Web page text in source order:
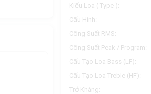
Kiểu Loa ( Type ):
Cấu Hình:
Công Suất RMS:
Công Suất Peak / Program:
Cấu Tạo Loa Bass (LF):
Cấu Tạo Loa Treble (HF):
Trở Kháng: